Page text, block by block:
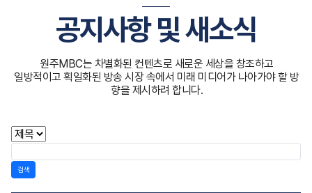
공지사항 및 새소식
원주MBC는 차별화된 컨텐츠로 새로운 세상을 창조하고
일방적이고 획일화된 방송 시장 속에서 미래 미디어가 나아가야 할 방
향을 제시하려 합니다.
검색